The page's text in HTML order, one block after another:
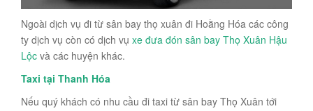
Ngoài dịch vụ đi từ sân bay thọ xuân đi Hoằng Hóa các công
ty dịch vụ còn có dịch vụ xe đưa đón sân bay Thọ Xuân Hậu
Lộc và các huyện khác.
Taxi tại Thanh Hóa
Nếu quý khách có nhu cầu đi taxi từ sân bay Thọ Xuân tới